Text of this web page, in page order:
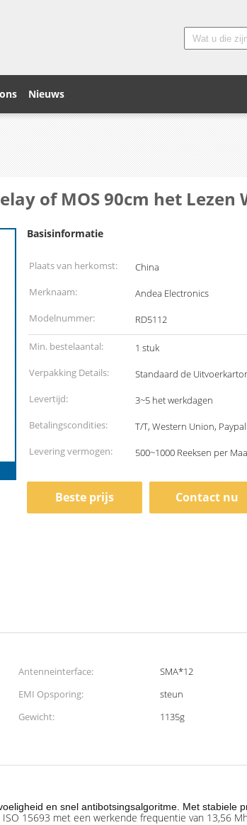
Nieuws
of MOS 90cm het Lezen
Basisinformatie
Plaats van herkomst:
China
Merknaam:
Andea Electronics
Modelnummer:
RD5112
Min. bestelaantal:
1 stuk
Verpakking Details:
Standaard de
Levertijd:
3~5 het werkdagen
Betalingscondities:
T/T, Western Union, Paypal
Levering vermogen:
500~1000 Reeksen per
Beste prijs Contact nu
Antenneinterface:
SMA*12
EMI Opsporing:
steun
Gewicht:
1135g
en snel antibotsingsalgoritme. Met stabiele
15693 met een werkende frequentie van 13,56